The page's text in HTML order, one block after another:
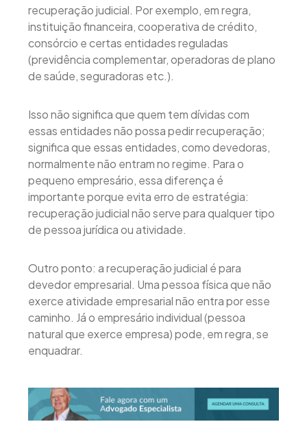
recuperação judicial. Por exemplo, em regra,
instituição financeira, cooperativa de crédito,
consórcio e certas entidades reguladas
(previdência complementar, operadoras de plano
de saúde, seguradoras etc.).
Isso não significa que quem tem dívidas com
essas entidades não possa pedir recuperação;
significa que essas entidades, como devedoras,
normalmente não entram no regime. Para o
pequeno empresário, essa diferença é
importante porque evita erro de estratégia:
recuperação judicial não serve para qualquer tipo
de pessoa jurídica ou atividade.
Outro ponto: a recuperação judicial é para
devedor empresarial. Uma pessoa física que não
exerce atividade empresarial não entra por esse
caminho. Já o empresário individual (pessoa
natural que exerce empresa) pode, em regra, se
enquadrar.